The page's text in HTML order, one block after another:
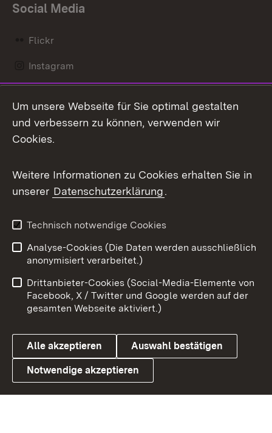
Social Media
Flickr
Instagram
Mastodon
Messenger
Social Wall
X / Twitter
Youtube
Link zum Landesportal
Benutzungshinweise
Barrierefreiheit
Datenschutz
Cookies
Um unsere Webseite für Sie optimal gestalten
und verbessern zu können, verwenden wir
Cookies.
Weitere Informationen zu Cookies erhalten Sie in
unserer Datenschutzerklärung.
Technisch notwendige Cookies
Analyse-Cookies (Die Daten werden ausschließlich
anonymisiert verarbeitet.)
Drittanbieter-Cookies (Social-Media-Elemente von
Facebook, X / Twitter und Google werden auf der
gesamten Webseite aktiviert.)
Alle akzeptieren Auswahl bestätigen
Notwendige akzeptieren